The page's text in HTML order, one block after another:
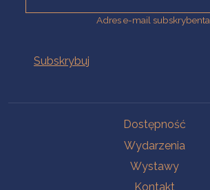
Adres e-mail subskrybenta.
Dostępność
Wydarzenia
Wystawy
Kontakt